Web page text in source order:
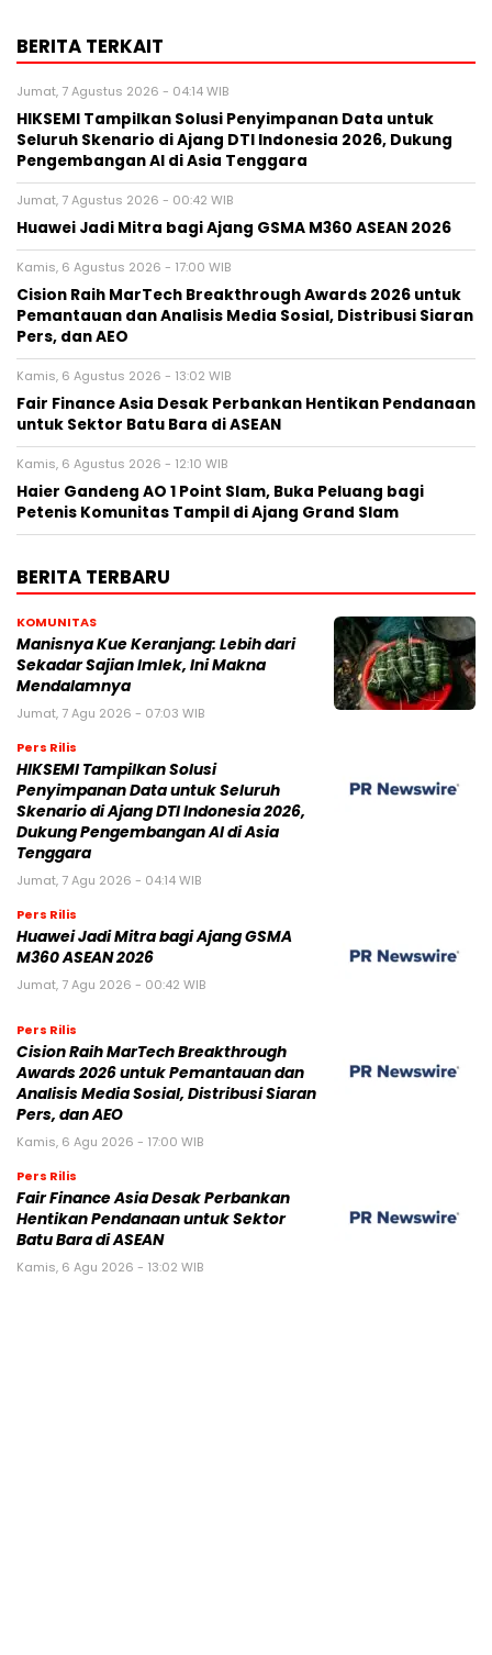
BERITA TERKAIT
Jumat, 7 Agustus 2026 - 04:14 WIB
HIKSEMI Tampilkan Solusi Penyimpanan Data untuk
Seluruh Skenario di Ajang DTI Indonesia 2026, Dukung
Pengembangan AI di Asia Tenggara
Jumat, 7 Agustus 2026 - 00:42 WIB
Huawei Jadi Mitra bagi Ajang GSMA M360 ASEAN 2026
Kamis, 6 Agustus 2026 - 17:00 WIB
Cision Raih MarTech Breakthrough Awards 2026 untuk
Pemantauan dan Analisis Media Sosial, Distribusi Siaran
Pers, dan AEO
Kamis, 6 Agustus 2026 - 13:02 WIB
Fair Finance Asia Desak Perbankan Hentikan Pendanaan
untuk Sektor Batu Bara di ASEAN
Kamis, 6 Agustus 2026 - 12:10 WIB
Haier Gandeng AO 1 Point Slam, Buka Peluang bagi
Petenis Komunitas Tampil di Ajang Grand Slam
BERITA TERBARU
KOMUNITAS
Manisnya Kue Keranjang: Lebih dari
Sekadar Sajian Imlek, Ini Makna
Mendalamnya
Jumat, 7 Agu 2026 - 07:03 WIB
Pers Rilis
HIKSEMI Tampilkan Solusi
Penyimpanan Data untuk Seluruh
Skenario di Ajang DTI Indonesia 2026,
Dukung Pengembangan AI di Asia
Tenggara
Jumat, 7 Agu 2026 - 04:14 WIB
Pers Rilis
Huawei Jadi Mitra bagi Ajang GSMA
M360 ASEAN 2026
Jumat, 7 Agu 2026 - 00:42 WIB
Pers Rilis
Cision Raih MarTech Breakthrough
Awards 2026 untuk Pemantauan dan
Analisis Media Sosial, Distribusi Siaran
Pers, dan AEO
Kamis, 6 Agu 2026 - 17:00 WIB
Pers Rilis
Fair Finance Asia Desak Perbankan
Hentikan Pendanaan untuk Sektor
Batu Bara di ASEAN
Kamis, 6 Agu 2026 - 13:02 WIB